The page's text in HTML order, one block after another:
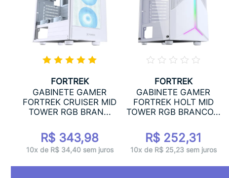
FORTREK
GABINETE GAMER
FORTREK CRUISER MID
TOWER RGB BRAN...
R$ 343,98
10x de R$ 34,40 sem juros
FORTREK
GABINETE GAMER
FORTREK HOLT MID
TOWER RGB BRANCO...
R$ 252,31
10x de R$ 25,23 sem juros